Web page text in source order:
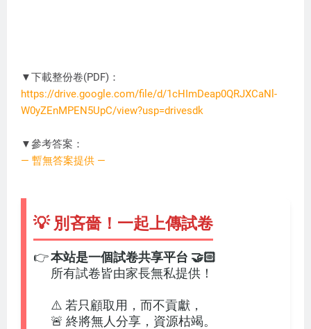
▼下載整份卷(PDF)：
https://drive.google.com/file/d/1cHImDeap0QRJXCaNl-
W0yZEnMPEN5UpC/view?usp=drivesdk
▼參考答案：
— 暫無答案提供 —
💡 別吝嗇！一起上傳試卷
本站是一個試卷共享平台 🤝🏻
👉
所有試卷皆由家長無私提供！
⚠️ 若只顧取用，而不貢獻，
🚨 終將無人分享，資源枯竭。